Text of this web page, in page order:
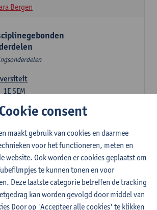
Bergen
1E SEM
Remco Sleiderink
2E SEM
De Wit Peter Petré
opleidingsonderdelen
1
Cookie consent
maakt gebruik van cookies en daarmee
voor het functioneren, meten en
website. Ook worden er cookies geplaatst om
te kunnen tonen en voor
Deze laatste categorie betreffen de tracking
kan worden gevolgd door middel van
Door op 'Accepteer alle cookies' te klikken